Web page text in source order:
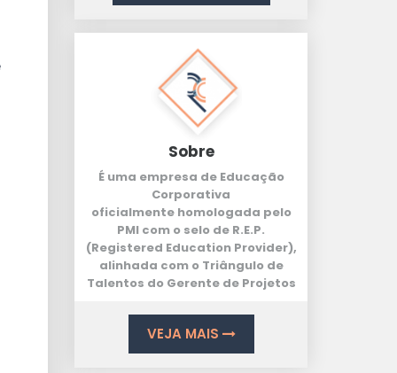
Sobre
É uma empresa de Educação
Corporativa
oficialmente homologada pelo
PMI com o selo de R.E.P.
(Registered Education Provider),
alinhada com o Triângulo de
Talentos do Gerente de Projetos
VEJA MAIS